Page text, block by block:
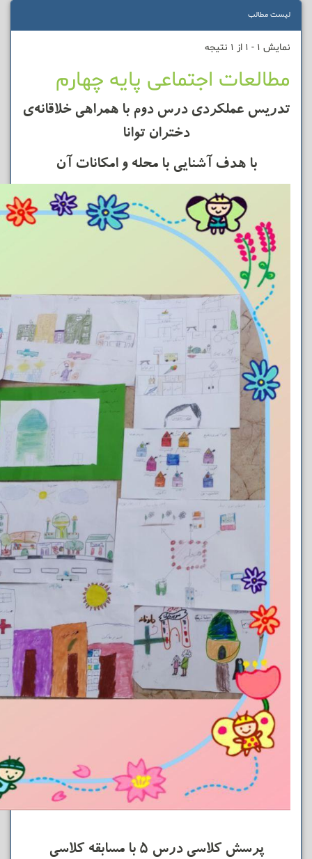
لیست مطالب
نمایش 1 - 1 از 1 نتیجه
مطالعات اجتماعی پایه چهارم
تدریس عملکردی درس دوم با همراهی خلاقانه‌ی
دختران توانا
با هدف آشنایی با محله و امکانات آن
پرسش کلاسی درس ۵ با مسابقه کلاسی